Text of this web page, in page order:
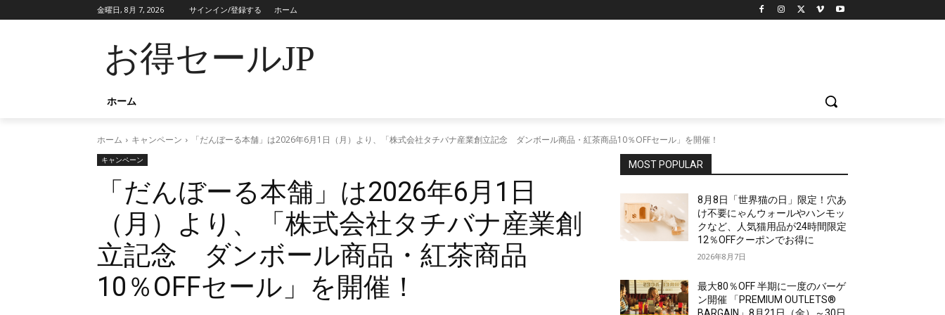
金曜日, 8月 7, 2026 サインイン/登録する ホーム
お得セールJP
ホーム
ホーム キャンペーン 「だんぼーる本舗」は2026年6月1日（月）より、「株式会社タチバナ産業創立記念 ダンボール商品・紅茶商品10％OFFセール」を開催！
キャンペーン
「だんぼーる本舗」は2026年6月1日
（月）より、「株式会社タチバナ産業創
立記念 ダンボール商品・紅茶商品
10％OFFセール」を開催！
MOST POPULAR
8月8日「世界猫の日」限定！穴あ
け不要にゃんウォールやハンモッ
クなど、人気猫用品が24時間限定
12％OFFクーポンでお得に
2026年8月7日
最大80％OFF 半期に一度のバーゲ
ン開催 「PREMIUM OUTLETS®